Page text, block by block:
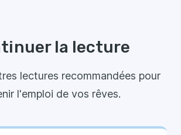
la lecture
lectures recommandées pour
l'emploi de vos rêves.